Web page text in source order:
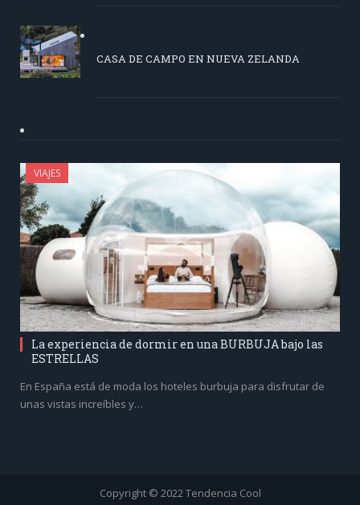
CASA DE CAMPO EN NUEVA ZELANDA
VIAJES
La experiencia de dormir en una BURBUJA bajo las
ESTRELLAS
En España está de moda los hoteles burbuja para disfrutar de
unas vistas increíbles y…
Copyright © 2022 Tendencia Cool